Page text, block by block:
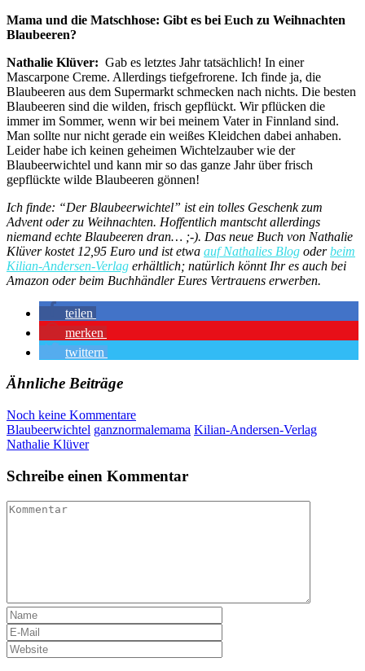
Mama und die Matschhose: Gibt es bei Euch zu Weihnachten
Blaubeeren?
Nathalie Klüver: Gab es letztes Jahr tatsächlich! In einer
Mascarpone Creme. Allerdings tiefgefrorene. Ich finde ja, die
Blaubeeren aus dem Supermarkt schmecken nach nichts. Die besten
Blaubeeren sind die wilden, frisch gepflückt. Wir pflücken die
immer im Sommer, wenn wir bei meinem Vater in Finnland sind.
Man sollte nur nicht gerade ein weißes Kleidchen dabei anhaben.
Leider habe ich keinen geheimen Wichtelzauber wie der
Blaubeerwichtel und kann mir so das ganze Jahr über frisch
gepflückte wilde Blaubeeren gönnen!
Ich finde: “Der Blaubeerwichtel” ist ein tolles Geschenk zum
Advent oder zu Weihnachten. Hoffentlich mantscht allerdings
niemand echte Blaubeeren dran… ;-). Das neue Buch von Nathalie
Klüver kostet 12,95 Euro und ist etwa auf Nathalies Blog oder beim
Kilian-Andersen-Verlag erhältlich; natürlich könnt Ihr es auch bei
Amazon oder beim Buchhändler Eures Vertrauens erwerben.
teilen
merken
twittern
Ähnliche Beiträge
Noch keine Kommentare
Blaubeerwichtel ganznormalemama Kilian-Andersen-Verlag
Nathalie Klüver
Schreibe einen Kommentar